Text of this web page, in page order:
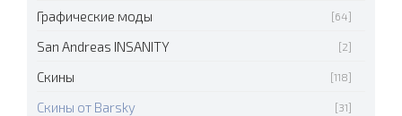
Графические моды [64]
San Andreas INSANITY [2]
Скины [118]
Скины от Barsky [31]